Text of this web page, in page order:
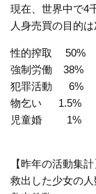
現在、世界中で4
人身売買の目的は
性的搾取 50%
強制労働 38%
犯罪活動 6%
物乞い 1.5%
児童婚 1%
【昨年の活動集計
救出した少女